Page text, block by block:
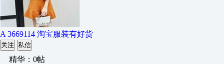
A 3669114 淘宝服装有好货
关注 私信
精华：0帖